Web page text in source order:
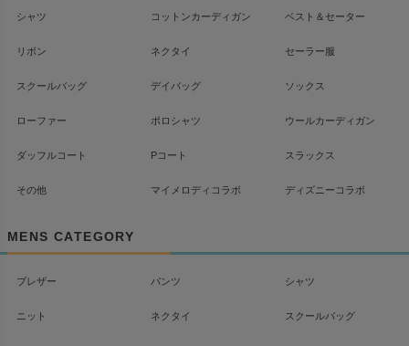
シャツ コットンカーディガン ベスト＆セーター
リボン ネクタイ セーラー服
スクールバッグ デイバッグ ソックス
ローファー ポロシャツ ウールカーディガン
ダッフルコート Pコート スラックス
その他 マイメロディコラボ ディズニーコラボ
MENS CATEGORY
ブレザー パンツ シャツ
ニット ネクタイ スクールバッグ